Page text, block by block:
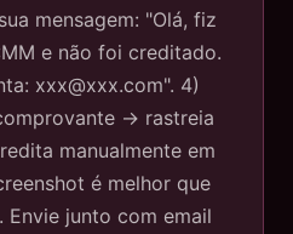
mensagem: "Olá, fiz
e não foi creditado.
xxx@xxx.com". 4)
→ rastreia
manualmente em
é melhor que
junto com email